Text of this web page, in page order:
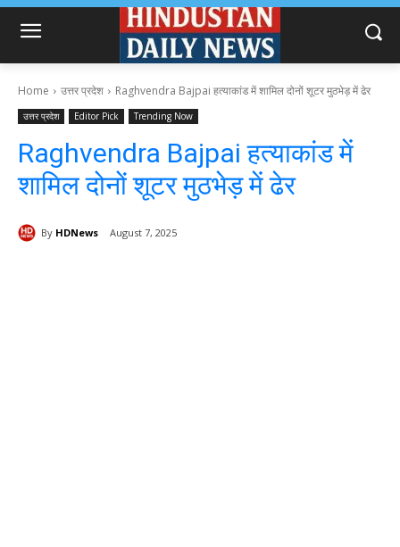
Home उत्तर प्रदेश Raghvendra Bajpai हत्याकांड में शामिल दोनों शूटर मुठभेड़ में ढेर
उत्तर प्रदेश Editor Pick Trending Now
Raghvendra Bajpai हत्याकांड में
शामिल दोनों शूटर मुठभेड़ में ढेर
By HDNews August 7, 2025